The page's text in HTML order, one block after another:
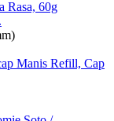
Manis Refill, Cap